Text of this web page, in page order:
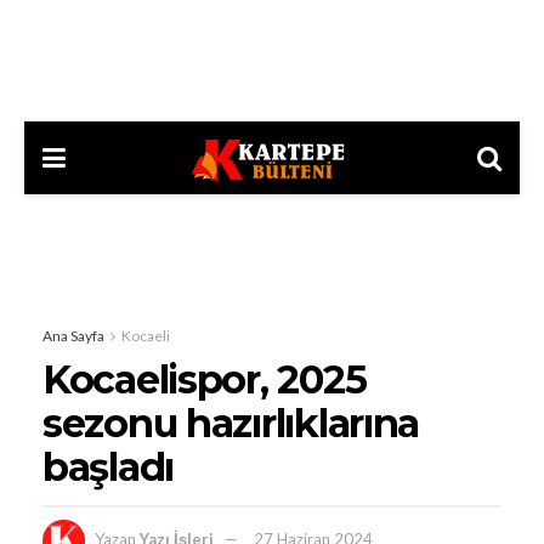
Ana Sayfa Kocaeli
Kocaelispor, 2025
sezonu hazırlıklarına
başladı
Yazan Yazı İşleri 27 Haziran 2024